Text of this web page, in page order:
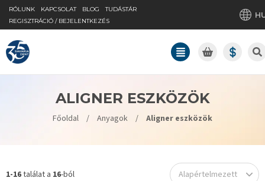
RÓLUNK KAPCSOLAT BLOG
TUDÁSTÁR
REGISZTRÁCIÓ / BEJELENTKEZÉS
ALIGNER ESZKÖZÖK
Főoldal / Anyagok / Aligner eszközök
1-16találat a 16-ból Alapértelmezett